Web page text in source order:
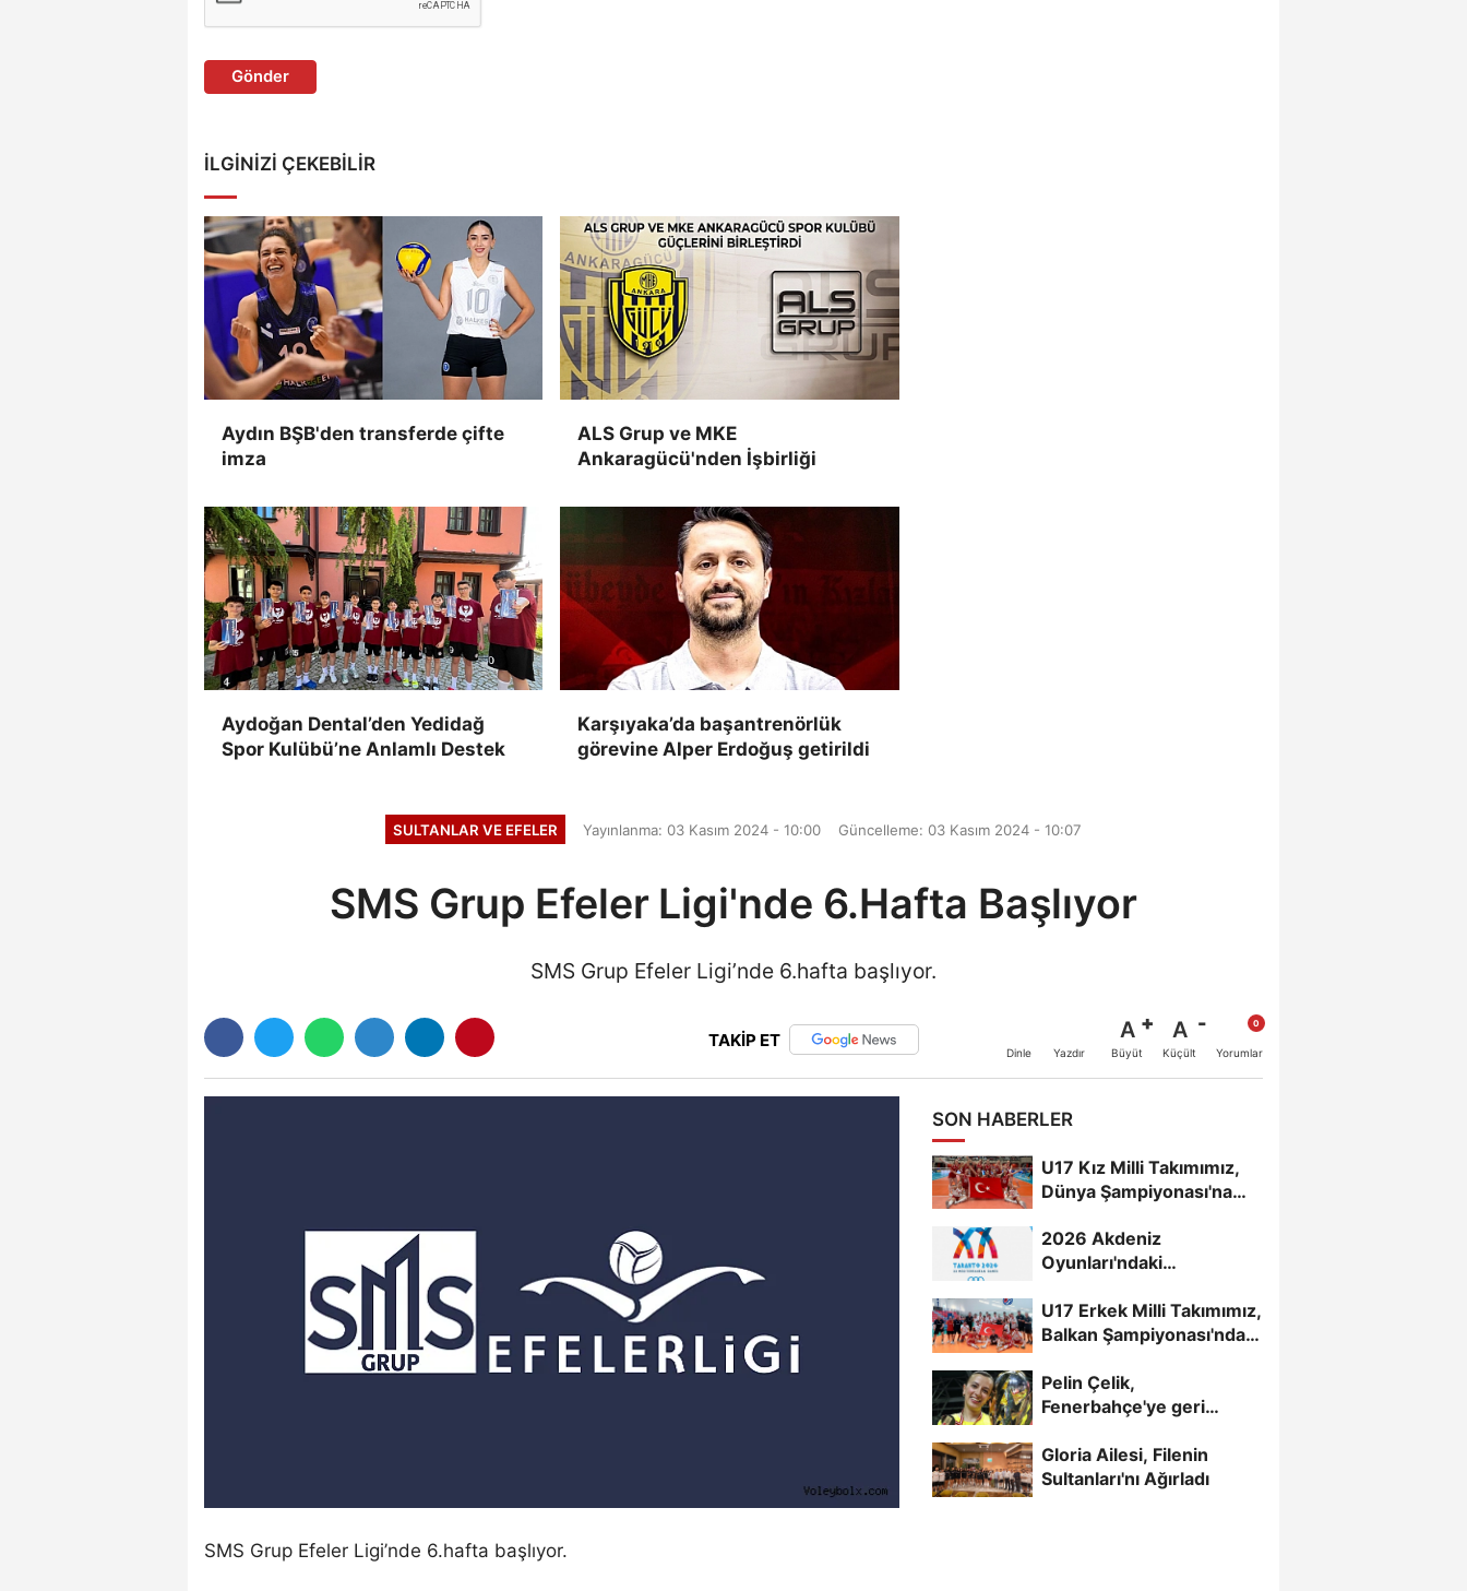
Gönder
İLGINIZI ÇEKEBILIR
Aydın BŞB'den transferde çifte
imza
ALS Grup ve MKE
Ankaragücü'nden İşbirliği
Aydoğan Dental’den Yedidağ
Spor Kulübü’ne Anlamlı Destek
Karşıyaka’da başantrenörlük
görevine Alper Erdoğuş getirildi
SULTANLAR VE EFELER Yayınlanma: 03 Kasım 2024 - 10:00 Güncelleme: 03 Kasım 2024 - 10:07
SMS Grup Efeler Ligi'nde 6.Hafta Başlıyor
SMS Grup Efeler Ligi’nde 6.hafta başlıyor.
TAKİP ET
Dinle Yazdır
A
Büyüt
A
Küçült Yorumlar
SMS Grup Efeler Ligi’nde 6.hafta başlıyor.
SON HABERLER
U17 Kız Milli Takımımız,
Dünya Şampiyonası'na
2026 Akdeniz
Oyunları'ndaki
U17 Erkek Milli Takımımız,
Balkan Şampiyonası'nda
Pelin Çelik,
Fenerbahçe'ye geri
Gloria Ailesi, Filenin
Sultanları'nı Ağırladı